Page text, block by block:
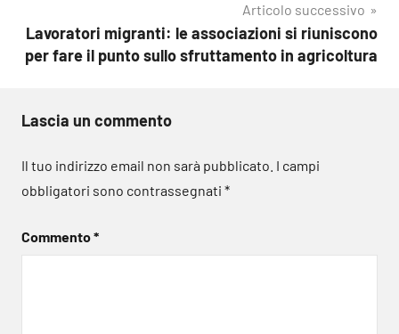
Articolo successivo
Lavoratori migranti: le associazioni si riuniscono
per fare il punto sullo sfruttamento in agricoltura
Lascia un commento
Il tuo indirizzo email non sarà pubblicato. I campi
obbligatori sono contrassegnati *
Commento*